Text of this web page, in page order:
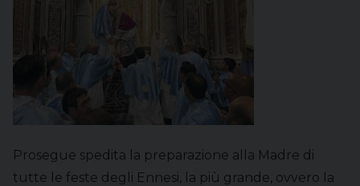
Prosegue spedita la preparazione alla Madre di
tutte le feste degli Ennesi, la più grande, ovvero la